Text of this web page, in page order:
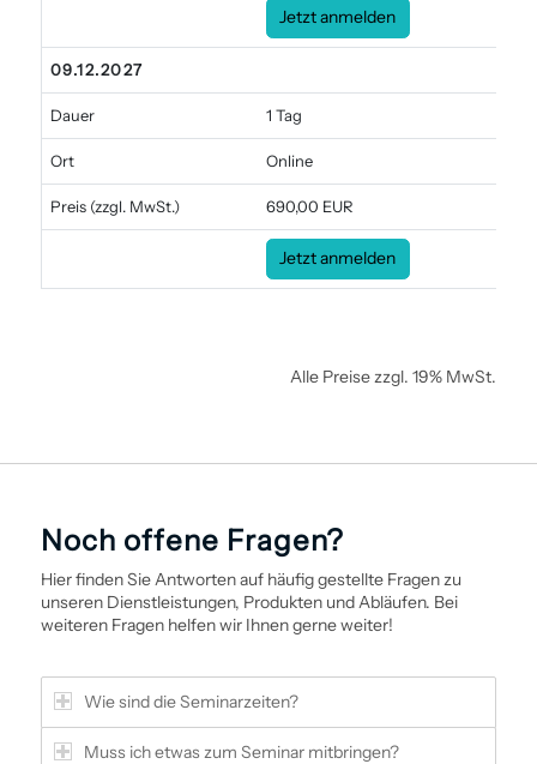
Jetzt anmelden
09.12.2027
Dauer 1 Tag
Ort Online
Preis (zzgl. MwSt.) 690,00 EUR
Jetzt anmelden
Alle Preise zzgl. 19% MwSt.
Noch offene Fragen?
Hier finden Sie Antworten auf häufig gestellte Fragen zu
unseren Dienstleistungen, Produkten und Abläufen. Bei
weiteren Fragen helfen wir Ihnen gerne weiter!
Wie sind die Seminarzeiten?
Muss ich etwas zum Seminar mitbringen?